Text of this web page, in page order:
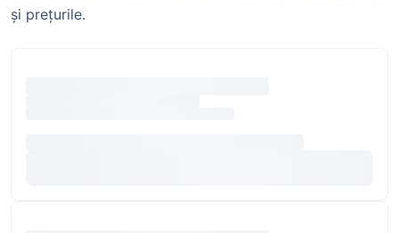
și prețurile.